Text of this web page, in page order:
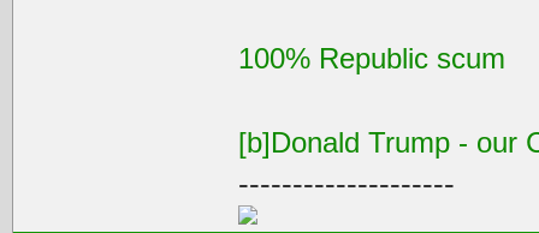
100% Republic scum
[b]Donald Trump - our
--------------------